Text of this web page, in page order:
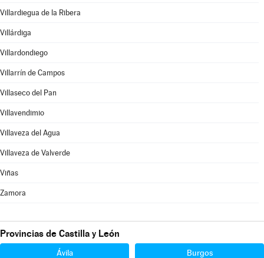
Villardiegua de la Ribera
Villárdiga
Villardondiego
Villarrín de Campos
Villaseco del Pan
Villavendimio
Villaveza del Agua
Villaveza de Valverde
Viñas
Zamora
Provincias de Castilla y León
Ávila Burgos